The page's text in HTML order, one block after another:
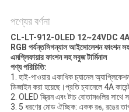
পণ্যের বর্ণনা
CL-LT-912-OLED 12~24VDC
RGB পর্যন্তসিগন্যাল আইসোলেশন ফাংশন
এমপ্লিফায়ার ফাংশন সহ সবুজ টার্মিনাল
পণ্য পরিচিতি:
1. হাই-পাওয়ার একাধিক চ্যানেল
ডিজাইন করা হয়েছে।প্রতি চ্যানেলে 4A
2. OLED স্ক্রিন এবং টাচ বোতামগুলির সাথে
3. 5 ধরণের মোড ঐচ্ছিক: একক রঙ, রঙের